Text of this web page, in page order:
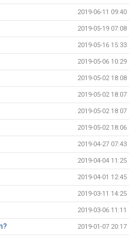
2019-06-11 09:40
2019-05-19 07:08
2019-05-16 15:33
2019-05-06 10:29
2019-05-02 18:08
2019-05-02 18:07
2019-05-02 18:07
2019-05-02 18:06
2019-04-27 07:43
2019-04-04 11:25
2019-04-01 12:45
2019-03-11 14:25
2019-03-06 11:11
2019-01-07 20:17